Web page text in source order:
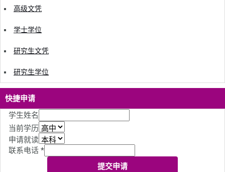
高级文凭
学士学位
研究生文凭
研究生学位
快捷申请
学生姓名
当前学历
申请就读
联系电话 *
提交申请